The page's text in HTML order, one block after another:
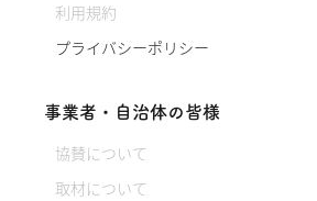
利用規約
プライバシーポリシー
事業者・自治体の皆様
協賛について
取材について